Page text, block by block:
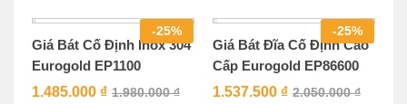
-25%
Giá Bát Cố Định Inox 304
Eurogold EP1100
1.485.000 ₫ 1.980.000₫
-25%
Giá Bát Đĩa Cố Định Cao
Cấp Eurogold EP86600
1.537.500 ₫ 2.050.000₫